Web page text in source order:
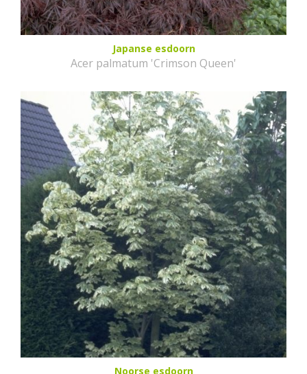
Japanse esdoorn
Acer palmatum 'Crimson Queen'
Noorse esdoorn